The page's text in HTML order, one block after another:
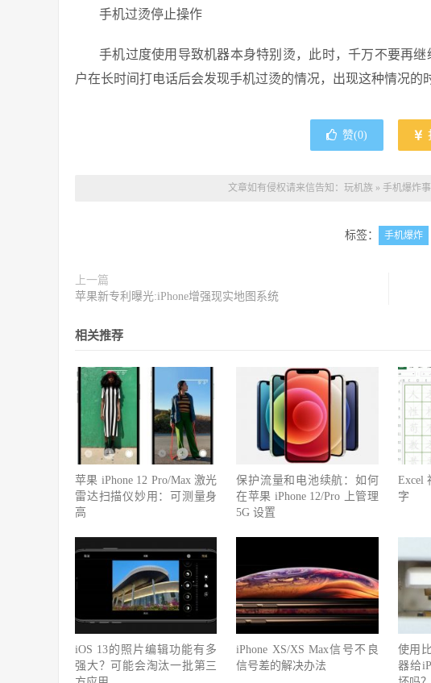
手机过烫停止操作
手机过度使用导致机器本身特别烫，此时，千万不要再
户在长时间打电话后会发现手机过烫的情况，出现这种情况的
赞(0)
文章如有侵权请来信告知： 玩机族 » 手机爆炸
标签： 手机爆炸
上一篇
苹果新专利曝光:iPhone增强现实地图系统
相关推荐
苹果 iPhone 12 Pro/Max 激光
雷达扫描仪妙用：可测量身
高
保护流量和电池续航：如何
在苹果 iPhone 12/Pro 上管理
5G 设置
Excel
字
iOS 13的照片编辑功能有多
强大？可能会淘汰一批第三
iPhone XS/XS Max信号不良
信号差的解决办法
使用
器给